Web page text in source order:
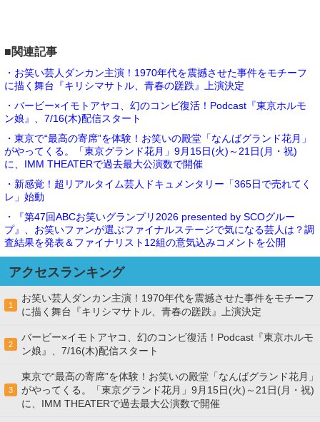
■関連記事
・お笑い芸人ダンカン主演！1970年代を震撼させた事件をモチーフ
に描く舞台『キリシマサトル、青春の蹉跌』上演決定
・バービー×イモトアヤコ、幻のコンビ復活！Podcast『東京ホルモ
ン娘』、7/16(木)配信スタート
・東京で“最高の寄席”を体験！お笑いの殿堂「なんばグランド花月」
がやってくる。「東京グランド花月」9月15日(火)～21日(月・祝)
に、IMM THEATERで過去最大公演数で開催
・新感覚！超リアルタイム芸人ドキュメンタリー「365日で売れてく
レ」始動
・『第47回ABCお笑いグランプリ2026 presented by SCOグルー
プ』、お笑いファンが選ぶファイナルステージで気になる芸人は？調
査結果を発表＆ファイナリスト12組の意気込みコメントを公開
アクセスランキング
1
お笑い芸人ダンカン主演！1970年代を震撼させた事件をモチーフ
に描く舞台『キリシマサトル、青春の蹉跌』上演決定
2
バービー×イモトアヤコ、幻のコンビ復活！Podcast『東京ホルモ
ン娘』、7/16(木)配信スタート
3
東京で“最高の寄席”を体験！お笑いの殿堂「なんばグランド花月」
がやってくる。「東京グランド花月」9月15日(火)～21日(月・祝)
に、IMM THEATERで過去最大公演数で開催